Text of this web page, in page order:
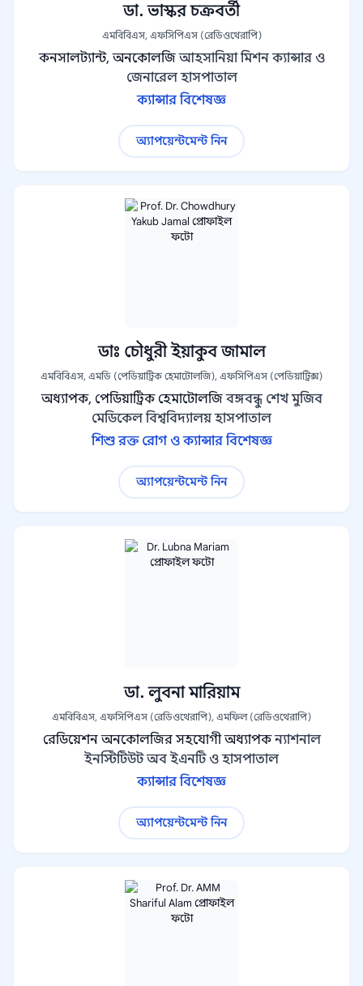
ডা. ভাস্কর চক্রবর্তী
এমবিবিএস, এফসিপিএস (রেডিওথেরাপি)
কনসালট্যান্ট, অনকোলজি আহসানিয়া মিশন ক্যান্সার ও
জেনারেল হাসপাতাল
ক্যান্সার বিশেষজ্ঞ
অ্যাপয়েন্টমেন্ট নিন
ডাঃ চৌধুরী ইয়াকুব জামাল
এমবিবিএস, এমডি (পেডিয়াট্রিক হেমাটোলজি), এফসিপিএস (পেডিয়াট্রিক্স)
অধ্যাপক, পেডিয়াট্রিক হেমাটোলজি বঙ্গবন্ধু শেখ মুজিব
মেডিকেল বিশ্ববিদ্যালয় হাসপাতাল
শিশু রক্ত রোগ ও ক্যান্সার বিশেষজ্ঞ
অ্যাপয়েন্টমেন্ট নিন
ডা. লুবনা মারিয়াম
এমবিবিএস, এফসিপিএস (রেডিওথেরাপি), এমফিল (রেডিওথেরাপি)
রেডিয়েশন অনকোলজির সহযোগী অধ্যাপক ন্যাশনাল
ইনস্টিটিউট অব ইএনটি ও হাসপাতাল
ক্যান্সার বিশেষজ্ঞ
অ্যাপয়েন্টমেন্ট নিন